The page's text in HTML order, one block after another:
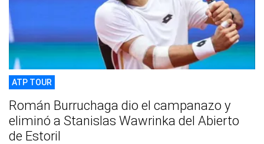
ATP TOUR
Román Burruchaga dio el campanazo y
eliminó a Stanislas Wawrinka del Abierto
de Estoril